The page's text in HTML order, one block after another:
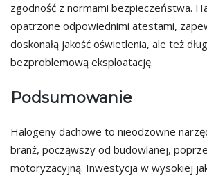
zgodność z normami bezpieczeństwa.
opatrzone odpowiednimi atestami,
doskonałą jakość oświetlenia, ale też
bezproblemową eksploatację.
Podsumowanie
Halogeny dachowe to nieodzowne
branż, począwszy od budowlanej,
motoryzacyjną. Inwestycja w wysokiej